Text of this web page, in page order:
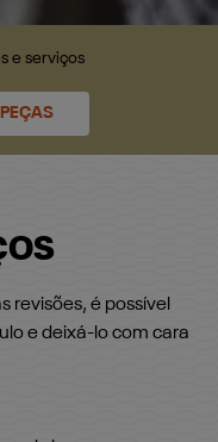
e serviços
PEÇAS
revisões, é possível
e deixá-lo com cara